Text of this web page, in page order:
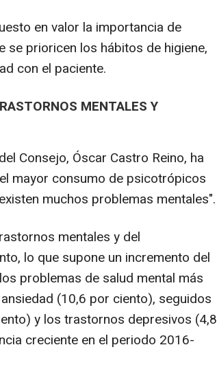
en valor la importancia de
se prioricen los hábitos de higiene,
con el paciente.
MENTALES Y
Consejo, Óscar Castro Reino, ha
mayor consumo de psicotrópicos
muchos problemas mentales".
mentales y del
lo que supone un incremento del
problemas de salud mental más
(10,6 por ciento), seguidos
y los trastornos depresivos (4,8
creciente en el periodo 2016-